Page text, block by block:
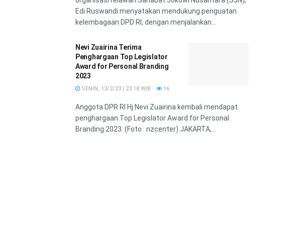
Edi Ruswandi menyatakan mendukung penguatan
kelembagaan DPD RI, dengan menjalankan...
Nevi Zuairina Terima
Penghargaan Top Legislator
Award for Personal Branding
2023
SENIN, 13/2/23 | 23:18 WIB 16
Anggota DPR RI Hj Nevi Zuairina kembali mendapat
penghargaan Top Legislator Award for Personal
Branding 2023. (Foto : nzcenter) JAKARTA,...